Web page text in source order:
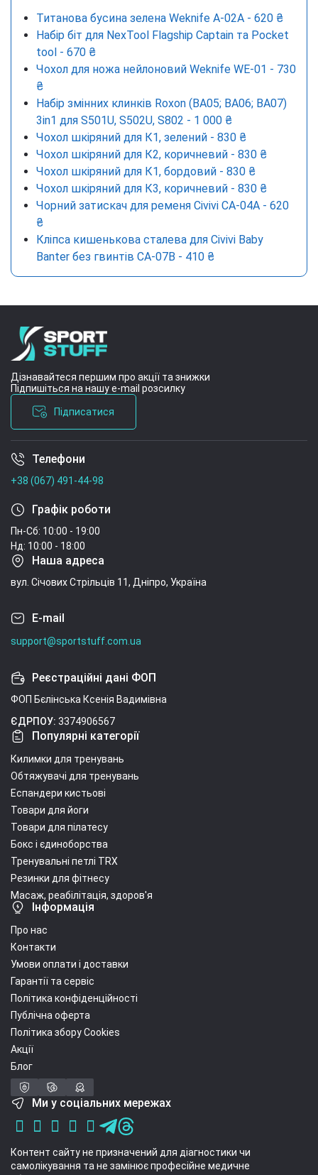
Титанова бусина зелена Weknife A-02A - 620 ₴
Набір біт для NexTool Flagship Captain та Pocket
tool - 670 ₴
Чохол для ножа нейлоновий Weknife WE-01 - 730
₴
Набір змінних клинків Roxon (BA05; BA06; BA07)
3in1 для S501U, S502U, S802 - 1 000 ₴
Чохол шкіряний для К1, зелений - 830 ₴
Чохол шкіряний для К2, коричневий - 830 ₴
Чохол шкіряний для К1, бордовий - 830 ₴
Чохол шкіряний для К3, коричневий - 830 ₴
Чорний затискач для ременя Civivi CA-04A - 620
₴
Кліпса кишенькова сталева для Civivi Baby
Banter без гвинтів CA-07B - 410 ₴
Дізнавайтеся першим про акції та знижки
Підпишіться на нашу e-mail розсилку
Підписатися
Умови угоди
Телефони
+38 (067) 491-44-98
Графік роботи
Пн-Сб: 10:00 - 19:00
Нд: 10:00 - 18:00
Наша адреса
вул. Січових Стрільців 11, Дніпро, Україна
E-mail
support@sportstuff.com.ua
Реєстраційні дані ФОП
ФОП Бєлінська Ксенія Вадимівна
ЄДРПОУ: 3374906567
Популярні категорії
Килимки для тренувань
Обтяжувачі для тренувань
Еспандери кистьові
Товари для йоги
Товари для пілатесу
Бокс і єдиноборства
Тренувальні петлі TRX
Резинки для фітнесу
Масаж, реабілітація, здоров'я
Інформація
Про нас
Контакти
Умови оплати і доставки
Гарантії та сервіс
Політика конфіденційності
Публічна оферта
Політика збору Cookies
Акції
Блог
Ми у соціальних мережах
Контент сайту не призначений для діагностики чи
самолікування та не замінює професійне медичне